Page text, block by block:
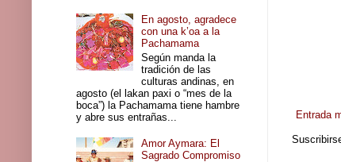
Entrada
En agosto, agradece
con una k’oa a la
Pachamama
Según manda la
tradición de las
culturas andinas, en
agosto (el lakan paxi o “mes de la
boca”) la Pachamama tiene hambre
y abre sus entrañas...
Amor Aymara: El
Sagrado Compromiso